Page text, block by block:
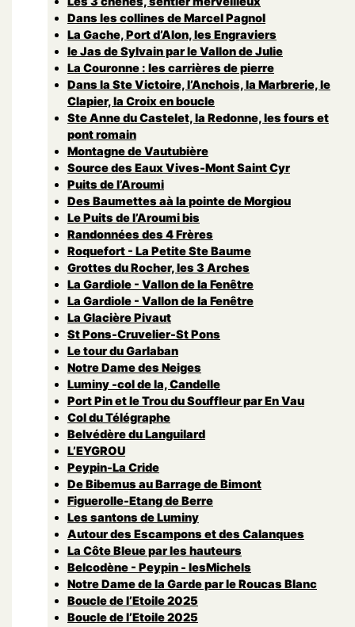
Dans les collines de Marcel Pagnol
La Gache, Port d’Alon, les Engraviers
le Jas de Sylvain par le Vallon de Julie
La Couronne : les carrières de pierre
Dans la Ste Victoire, l’Anchois, la Marbrerie, le
Clapier, la Croix en boucle
Ste Anne du Castelet, la Redonne, les fours et
pont romain
Montagne de Vautubière
Source des Eaux Vives-Mont Saint Cyr
Puits de l’Aroumi
Des Baumettes aà la pointe de Morgiou
Le Puits de l’Aroumi bis
Randonnées des 4 Frères
Roquefort - La Petite Ste Baume
Grottes du Rocher, les 3 Arches
La Gardiole - Vallon de la Fenêtre
La Gardiole - Vallon de la Fenêtre
La Glacière Pivaut
St Pons-Cruvelier-St Pons
Le tour du Garlaban
Notre Dame des Neiges
Luminy -col de la, Candelle
Port Pin et le Trou du Souffleur par En Vau
Col du Télégraphe
Belvédère du Languilard
L’EYGROU
Peypin-La Cride
De Bibemus au Barrage de Bimont
Figuerolle-Etang de Berre
Les santons de Luminy
Autour des Escampons et des Calanques
La Côte Bleue par les hauteurs
Belcodène - Peypin - lesMichels
Notre Dame de la Garde par le Roucas Blanc
Boucle de l’Etoile 2025
Boucle de l’Etoile 2025